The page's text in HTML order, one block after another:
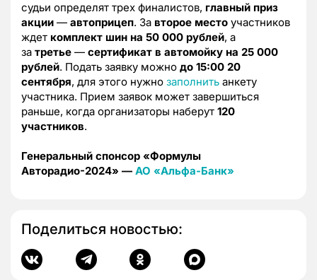
судьи определят трех финалистов, главный приз
акции — автоприцеп. За второе место участников
ждет комплект шин на 50 000 рублей, а
за третье — сертификат в автомойку на 25 000
рублей. Подать заявку можно до 15:00 20
сентября, для этого нужно заполнить анкету
участника. Прием заявок может завершиться
раньше, когда организаторы наберут 120
участников.
Генеральный спонсор «Формулы
Авторадио-2024» — АО «Альфа-Банк»
Поделиться новостью: